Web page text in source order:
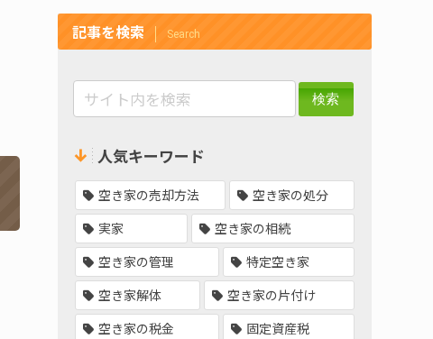
記事を検索 Search
人気キーワード
空き家の売却方法
空き家の処分
実家
空き家の相続
空き家の管理
特定空き家
空き家解体
空き家の片付け
空き家の税金
固定資産税